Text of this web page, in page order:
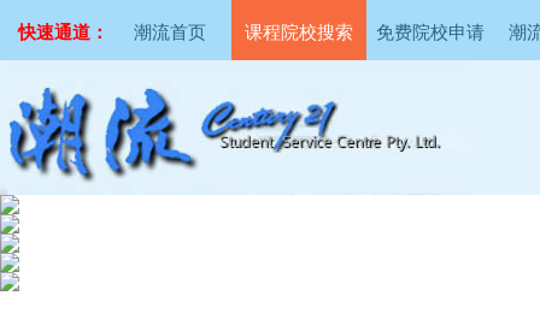
快速通道： 潮流首页 课程院校搜索 免费院校申请 潮